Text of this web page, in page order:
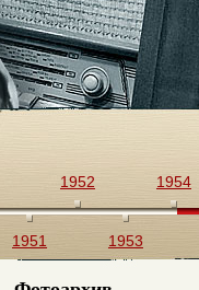
1951
1952
1953
1954